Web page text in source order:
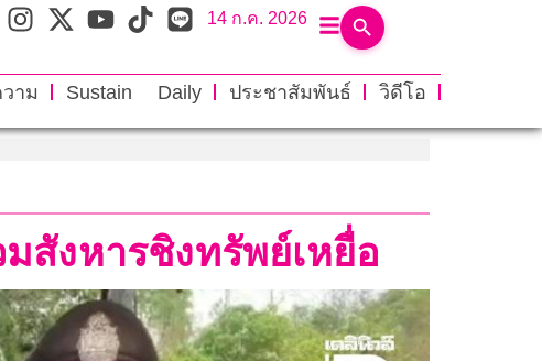
14 ก.ค. 2026
าม Sustain Daily ประชาสัมพันธ์
วิดีโอ
สังหารชิงทรัพย์เหยื่อ